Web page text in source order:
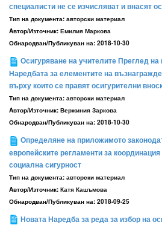
специалисти не се изчисляват и внасят
Тип на документа: авторски материал
Aвтор/Източник: Емилия Маркова
Обнародван/Публикуван на: 2018-10-30
Осигуряване на учителите Преглед
Наредбата за елементите на
върху които се правят осигурителни
Тип на документа: авторски материал
Aвтор/Източник: Вержиния Заркова
Обнародван/Публикуван на: 2018-10-30
Определяне на приложимото
европейските регламенти за
социална сигурност
Тип на документа: авторски материал
Aвтор/Източник: Катя Кашъмова
Обнародван/Публикуван на: 2018-09-25
Новата Наредба за реда за избор на